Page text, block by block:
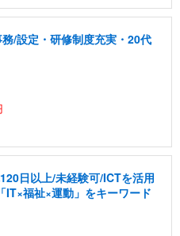
/設定・研修制度充実・20代
日以上/未経験可/ICTを活用
IT×福祉×運動」をキーワード